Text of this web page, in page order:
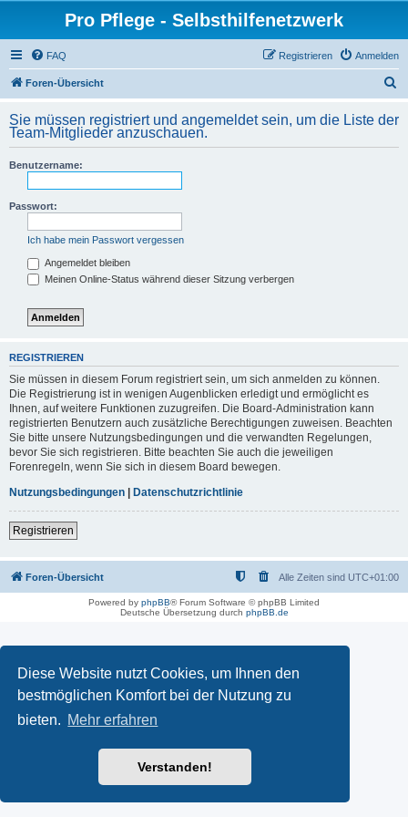
Diese Website nutzt Cookies, um Ihnen den
bestmöglichen Komfort bei der Nutzung zu
bieten. Mehr erfahren
Verstanden!
Pro Pflege - Selbsthilfenetzwerk
FAQ Anmelden
Registrieren
Foren-Übersicht
h
Sie müssen registriert und angemeldet sein, um die Liste der
Team-Mitglieder anzuschauen.
Benutzername:
Passwort:
Ich habe mein Passwort vergessen
Angemeldet bleiben
Meinen Online-Status während dieser Sitzung verbergen
REGISTRIEREN
Sie müssen in diesem Forum registriert sein, um sich anmelden zu können.
Die Registrierung ist in wenigen Augenblicken erledigt und ermöglicht es
Ihnen, auf weitere Funktionen zuzugreifen. Die Board-Administration kann
registrierten Benutzern auch zusätzliche Berechtigungen zuweisen. Beachten
Sie bitte unsere Nutzungsbedingungen und die verwandten Regelungen,
bevor Sie sich registrieren. Bitte beachten Sie auch die jeweiligen
Forenregeln, wenn Sie sich in diesem Board bewegen.
Nutzungsbedingungen | Datenschutzrichtlinie
Registrieren
Foren-Übersicht Alle Zeiten sind UTC+01:00
Powered by phpBB® Forum Software © phpBB Limited
Deutsche Übersetzung durch phpBB.de